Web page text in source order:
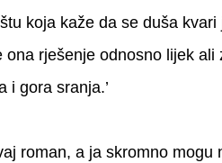
koja kaže da se duša kvari
rješenje odnosno lijek ali
i gora sranja.’
roman, a ja skromno mogu